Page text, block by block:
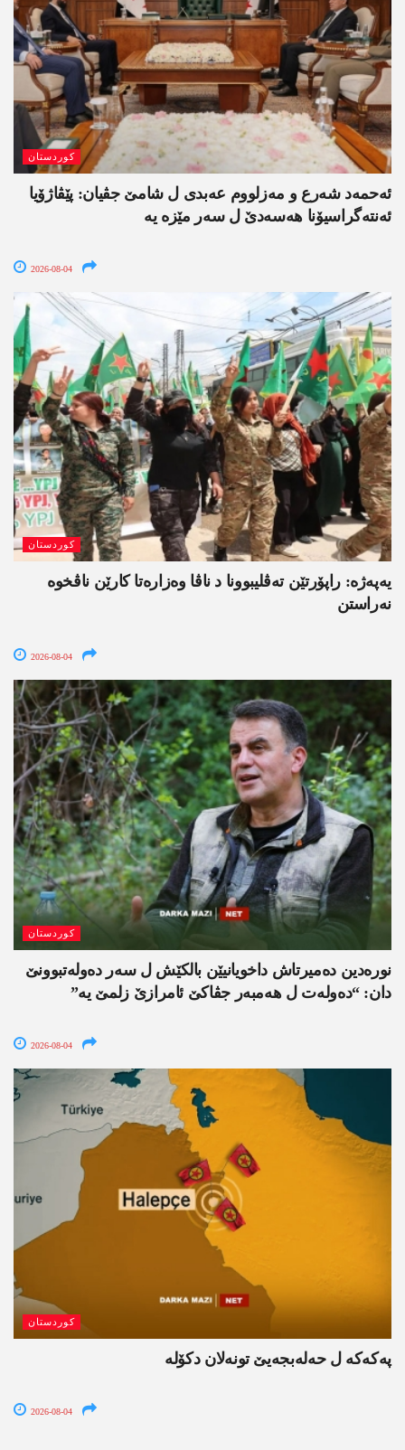
کوردستان
ئەحمەد شەرع و مەزلووم عەبدی ل شامێ جڤیان: پێڤاژۆیا
ئەنتەگراسیۆنا ھەسەدێ ل سەر مێزە یە
2026-08-04
کوردستان
یەپەژە: راپۆرتێن تەڤلیبوونا د ناڤا وەزارەتا کارێن ناڤخوە
نەراستن
2026-08-04
کوردستان
نورەدین دەمیرتاش داخویانیێن بالکێش ل سەر دەولەتبوونێ
دان: “دەولەت ل ھەمبەر جڤاکێ ئامرازێ زلمێ یە”
2026-08-04
کوردستان
پەکەکە ل حەلەبجەیێ تونەلان دکۆلە
2026-08-04